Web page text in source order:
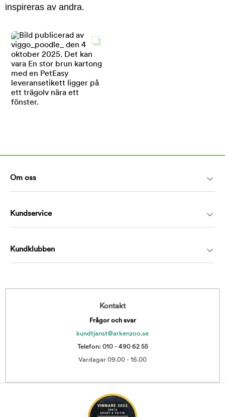
inspireras av andra.
Om oss
Kundservice
Kundklubben
Kontakt
Frågor och svar
kundtjanst@arkenzoo.se
Telefon: 010 - 490 62 55
Vardagar 09.00 - 16.00